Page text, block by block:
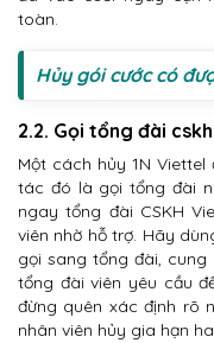
toàn.
Hủy gói cước có
2.2. Gọi tổng đài
Một cách hủy 1N
tác đó là gọi tổng đài
ngay tổng đài CSKH
viên nhờ hỗ trợ. Hãy
gọi sang tổng đài,
tổng đài viên yêu cầu
đừng quên xác định rõ
nhân viên hủy gia hạn